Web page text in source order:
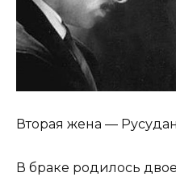
Вторая жена —
В браке родилось